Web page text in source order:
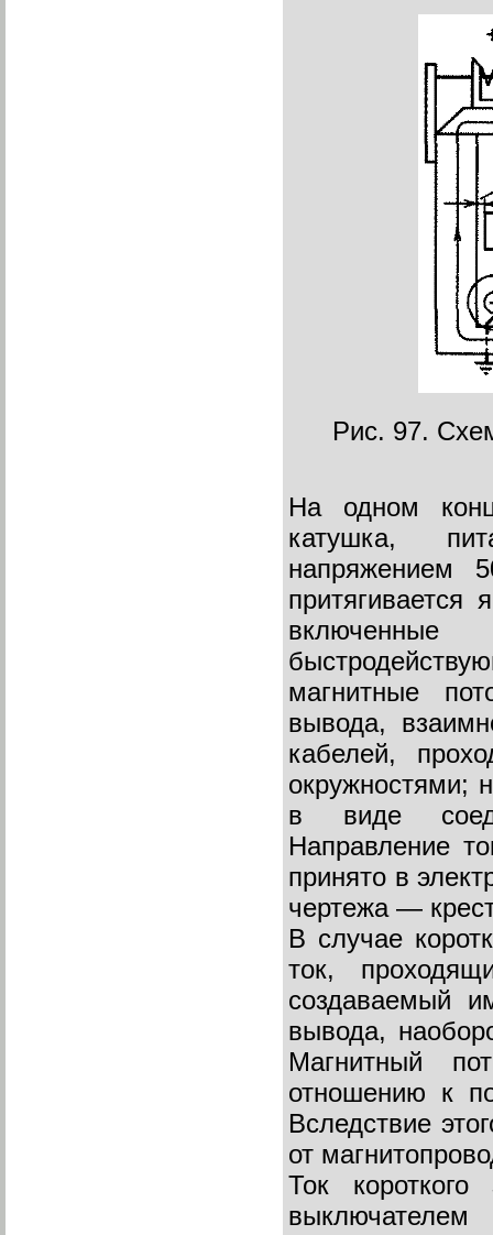
Рис. 97.
На одном
катушка,
напряжением
притягивается
магнитные
вывода,
кабелей,
окружностями;
в виде
Направление
принято в
чертежа —
В случае
ток,
создаваемый
вывода,
Магнитный
отношению к
Вследствие
от
Ток